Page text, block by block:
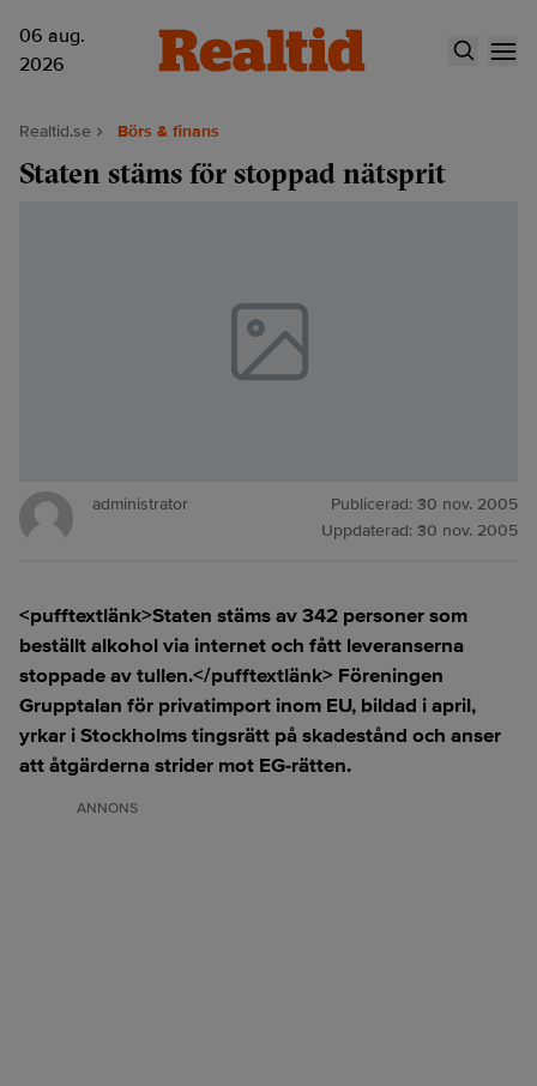
06 aug.
2026
Realtid.se Börs & finans
Staten stäms för stoppad nätsprit
administrator Publicerad: 30 nov. 2005
Uppdaterad: 30 nov. 2005
<pufftextlänk>Staten stäms av 342 personer som
beställt alkohol via internet och fått leveranserna
stoppade av tullen.</pufftextlänk> Föreningen
Grupptalan för privatimport inom EU, bildad i april,
yrkar i Stockholms tingsrätt på skadestånd och anser
att åtgärderna strider mot EG-rätten.
ANNONS